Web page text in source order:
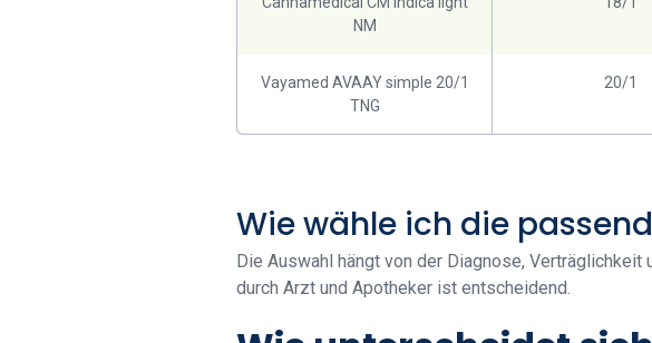
NM
Vayamed AVAAY simple 20/1
TNG
20/1
Wie wähle ich die
Die Auswahl hängt von der Diagnose,
durch Arzt und Apotheker ist entscheidend.